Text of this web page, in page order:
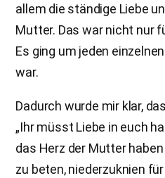
allem die ständige Liebe
Mutter. Das war nicht nur
Es ging um jeden
war.
Dadurch wurde mir klar,
„Ihr müsst Liebe in euch
das Herz der Mutter
zu beten, niederzuknien